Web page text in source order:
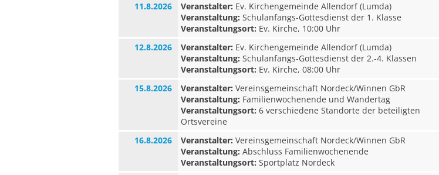
11.8.2026
Veranstalter: Ev. Kirchengemeinde Allendorf (Lumda)
Veranstaltung: Schulanfangs-Gottesdienst der 1. Klasse
Veranstaltungsort: Ev. Kirche, 10:00 Uhr
12.8.2026
Veranstalter: Ev. Kirchengemeinde Allendorf (Lumda)
Veranstaltung: Schulanfangs-Gottesdienst der 2.-4. Klassen
Veranstaltungsort: Ev. Kirche, 08:00 Uhr
15.8.2026
Veranstalter: Vereinsgemeinschaft Nordeck/Winnen GbR
Veranstaltung: Familienwochenende und Wandertag
Veranstaltungsort: 6 verschiedene Standorte der beteiligten
Ortsvereine
16.8.2026
Veranstalter: Vereinsgemeinschaft Nordeck/Winnen GbR
Veranstaltung: Abschluss Familienwochenende
Veranstaltungsort: Sportplatz Nordeck